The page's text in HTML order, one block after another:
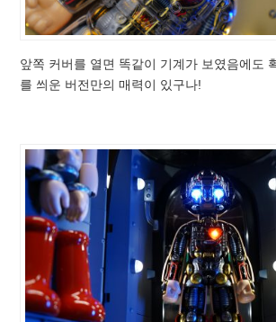
앞쪽 커버를 열면 똑같이 기계가 보였음에도
를 씌운 버전만의 매력이 있구나!